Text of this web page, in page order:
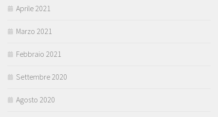
Aprile 2021
Marzo 2021
Febbraio 2021
Settembre 2020
Agosto 2020